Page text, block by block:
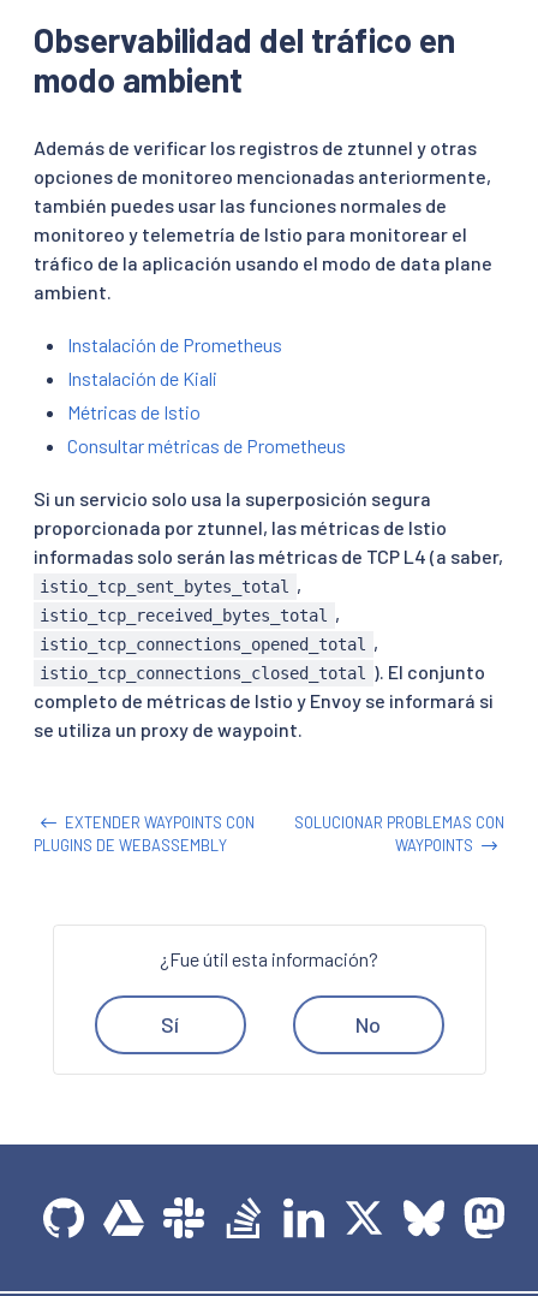
Observabilidad del tráfico en
modo ambient
Además de verificar los registros de ztunnel y otras
opciones de monitoreo mencionadas anteriormente,
también puedes usar las funciones normales de
monitoreo y telemetría de Istio para monitorear el
tráfico de la aplicación usando el modo de data plane
ambient.
Instalación de Prometheus
Instalación de Kiali
Métricas de Istio
Consultar métricas de Prometheus
Si un servicio solo usa la superposición segura
proporcionada por ztunnel, las métricas de Istio
informadas solo serán las métricas de TCP L4 (a saber,
istio_tcp_sent_bytes_total ,
istio_tcp_received_bytes_total ,
istio_tcp_connections_opened_total ,
istio_tcp_connections_closed_total
). El conjunto
completo de métricas de Istio y Envoy se informará si
se utiliza un proxy de waypoint.
EXTENDER WAYPOINTS CON
PLUGINS DE WEBASSEMBLY
SOLUCIONAR PROBLEMAS CON
WAYPOINTS
¿Fue útil esta información?
Sí No